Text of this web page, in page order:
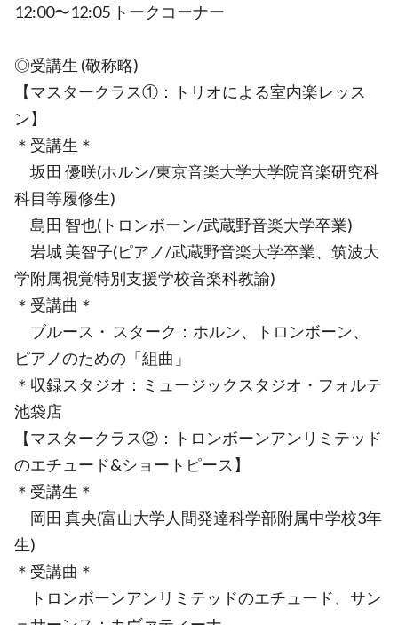
12:00〜12:05 トークコーナー
◎受講生 (敬称略)
【マスタークラス①：トリオによる室内楽レッス
ン】
＊受講生＊
坂田 優咲(ホルン/東京音楽大学大学院音楽研究科
科目等履修生)
島田 智也(トロンボーン/武蔵野音楽大学卒業)
岩城 美智子(ピアノ/武蔵野音楽大学卒業、筑波大
学附属視覚特別支援学校音楽科教諭)
＊受講曲＊
ブルース・ スターク：ホルン、トロンボーン、
ピアノのための「組曲」
＊収録スタジオ：ミュージックスタジオ・フォルテ
池袋店
【マスタークラス②：トロンボーンアンリミテッド
のエチュード&ショートピース】
＊受講生＊
岡田 真央(富山大学人間発達科学部附属中学校3年
生)
＊受講曲＊
トロンボーンアンリミテッドのエチュード、サン